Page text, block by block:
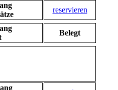
reservieren
Belegt